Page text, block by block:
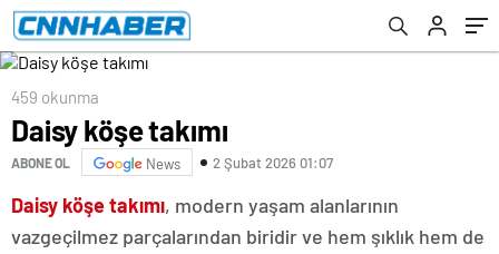
459 okunma
Daisy köşe takımı
ABONE OL News 2 Şubat 2026 01:07
Daisy köşe takımı, modern yaşam alanlarının
vazgeçilmez parçalarından biridir ve hem şıklık hem de